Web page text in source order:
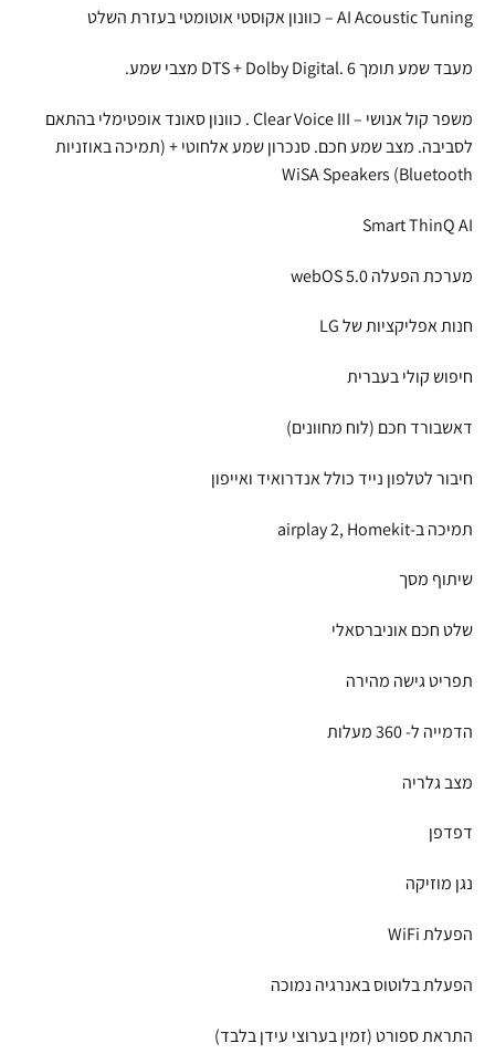
AI Acoustic Tuning – כוונון אקוסטי אוטומטי בעזרת השלט
מעבד שמע תומך DTS + Dolby Digital. 6 מצבי שמע.
משפר קול אנושי – Clear Voice III . כוונון סאונד אופטימלי בהתאם
לסביבה. מצב שמע חכם. סנכרון שמע אלחוטי + (תמיכה באוזניות
Bluetooth) WiSA Speakers
Smart ThinQ AI
מערכת הפעלה webOS 5.0
חנות אפליקציות של LG
חיפוש קולי בעברית
דאשבורד חכם (לוח מחוונים)
חיבור לטלפון נייד כולל אנדרואיד ואייפון
תמיכה ב-airplay 2, Homekit
שיתוף מסך
שלט חכם אוניברסאלי
תפריט גישה מהירה
הדמייה ל- 360 מעלות
מצב גלריה
דפדפן
נגן מוזיקה
הפעלת WiFi
הפעלת בלוטוס באנרגיה נמוכה
התראת ספורט (זמין בערוצי עידן בלבד)